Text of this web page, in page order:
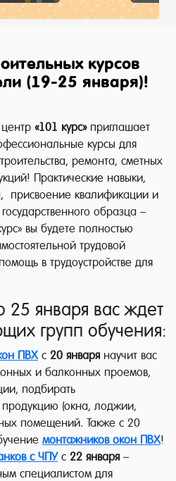
курсов
(19-25 января)!
«101 курс»приглашает
курсы для
ремонта, сметных
Практические навыки,
присвоение квалификации и
образца –
вы будете полностью
трудовой
в трудоустройстве для
25 января вас ждет
групп обучения:
ПВХ с 20 января научит вас
и балконных проемов,
подбирать
(окна, лоджии,
помещений. Также с 20
монтажников окон ПВХ!
с ЧПУс 22 января –
специалистом для